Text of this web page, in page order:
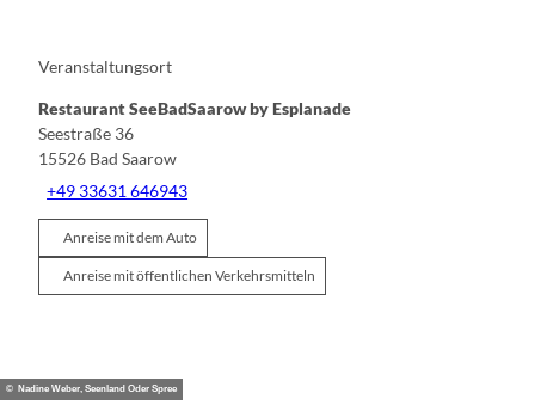
Veranstaltungsort
Restaurant SeeBadSaarow by Esplanade
Seestraße 36
15526 Bad Saarow
+49 33631 646943
Anreise mit dem Auto
Anreise mit öffentlichen Verkehrsmitteln
© Nadine Weber, Seenland Oder Spree